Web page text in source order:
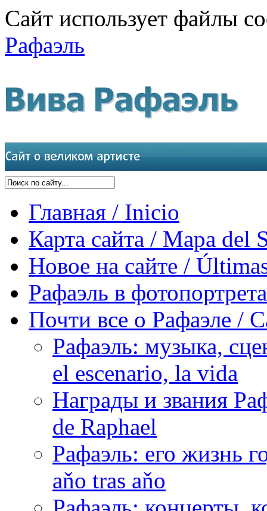
Сайт использует файлы
Рафаэль
Главная / Inicio
Карта сайта / Mapa del
Новое на сайте /
Рафаэль в
Почти все о Рафаэле /
Рафаэль: музыка,
el escenario, la vida
Награды и звания
de Raphael
Рафаэль: его жизнь
aňo tras aňo